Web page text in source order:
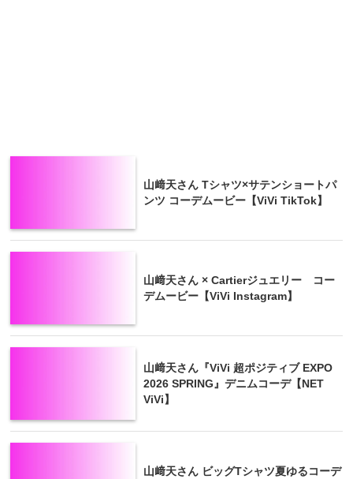
山﨑天さん Tシャツ×サテンショートパ
ンツ コーデムービー【ViVi TikTok】
山﨑天さん × Cartierジュエリー コー
デムービー【ViVi Instagram】
山﨑天さん『ViVi 超ポジティブ EXPO
2026 SPRING』デニムコーデ【NET
ViVi】
山﨑天さん ビッグTシャツ夏ゆるコーデ